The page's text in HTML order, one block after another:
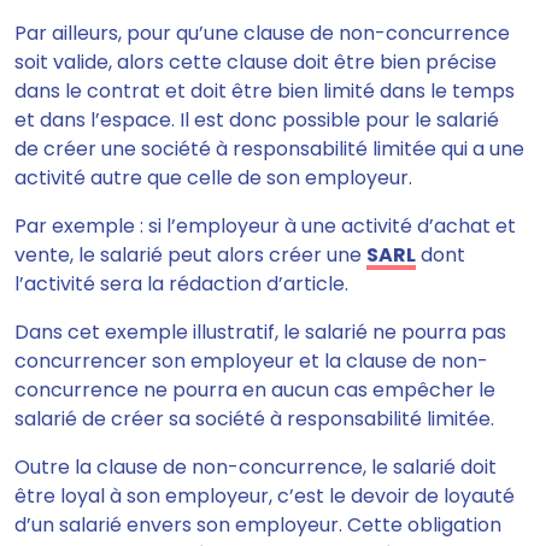
Par ailleurs, pour qu’une clause de non-concurrence
soit valide, alors cette clause doit être bien précise
dans le contrat et doit être bien limité dans le temps
et dans l’espace. Il est donc possible pour le salarié
de créer une société à responsabilité limitée qui a une
activité autre que celle de son employeur.
Par exemple : si l’employeur à une activité d’achat et
vente, le salarié peut alors créer une SARLdont
l’activité sera la rédaction d’article.
Dans cet exemple illustratif, le salarié ne pourra pas
concurrencer son employeur et la clause de non-
concurrence ne pourra en aucun cas empêcher le
salarié de créer sa société à responsabilité limitée.
Outre la clause de non-concurrence, le salarié doit
être loyal à son employeur, c’est le devoir de loyauté
d’un salarié envers son employeur. Cette obligation